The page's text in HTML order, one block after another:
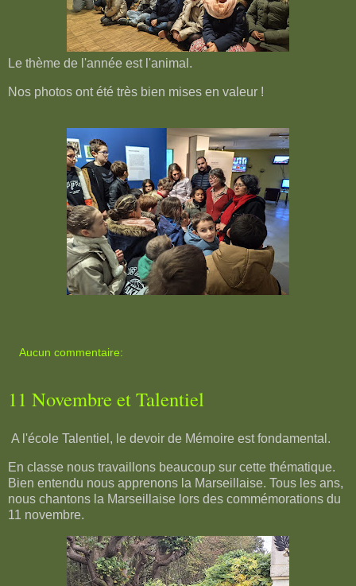
Le thème de l'année est l'animal.
Nos photos ont été très bien mises en valeur !
Aucun commentaire:
11 Novembre et Talentiel
A l'école Talentiel, le devoir de Mémoire est fondamental.
En classe nous travaillons beaucoup sur cette thématique.
Bien entendu nous apprenons la Marseillaise. Tous les ans,
nous chantons la Marseillaise lors des commémorations du
11 novembre.